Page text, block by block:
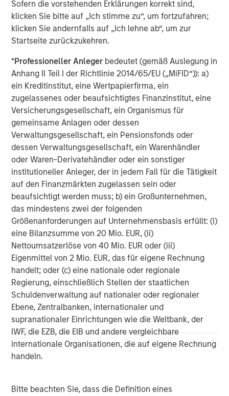
Sofern die vorstehenden Erklärungen korrekt sind,
klicken Sie bitte auf „Ich stimme zu“, um fortzufahren;
klicken Sie andernfalls auf „Ich lehne ab“, um zur
Startseite zurückzukehren.
*Professioneller Anleger bedeutet (gemäß Auslegung in
Anhang II Teil I der Richtlinie 2014/65/EU („MiFID“)): a)
ein Kreditinstitut, eine Wertpapierfirma, ein
zugelassenes oder beaufsichtigtes Finanzinstitut, eine
Versicherungsgesellschaft, ein Organismus für
gemeinsame Anlagen oder dessen
Verwaltungsgesellschaft, ein Pensionsfonds oder
dessen Verwaltungsgesellschaft, ein Warenhändler
oder Waren-Derivatehändler oder ein sonstiger
institutioneller Anleger, der in jedem Fall für die Tätigkeit
auf den Finanzmärkten zugelassen sein oder
beaufsichtigt werden muss; b) ein Großunternehmen,
das mindestens zwei der folgenden
Größenanforderungen auf Unternehmensbasis erfüllt: (i)
eine Bilanzsumme von 20 Mio. EUR, (ii)
Nettoumsatzerlöse von 40 Mio. EUR oder (iii)
Eigenmittel von 2 Mio. EUR, das für eigene Rechnung
handelt; oder (c) eine nationale oder regionale
Regierung, einschließlich Stellen der staatlichen
Schuldenverwaltung auf nationaler oder regionaler
Ebene, Zentralbanken, internationaler und
supranationaler Einrichtungen wie die Weltbank, der
IWF, die EZB, die EIB und andere vergleichbare
internationale Organisationen, die auf eigene Rechnung
handeln.
Bitte beachten Sie, dass die Definition eines
About Morgan Stanley Capital Partners
Morgan Stanley Capital Partners, part of Morgan Stanley
Investment Management, is a leading middle-market
private equity platform that has invested capital in a
broad spectrum of industries for over three decades.
Morgan Stanley Capital Partners focuses on privately
negotiated equity and equity-related investments
primarily in North America and seeks to create value in
portfolio companies primarily in a series of subsectors in
the business services, consumer, healthcare and
industrials markets with an emphasis on driving
significant organic and acquisition growth through an
operationally focused approach. For further information
about Morgan Stanley Capital Partners, please
visit
www.morganstanley.com/im/capitalpartners
About Morgan Stanley Investment Management
Morgan Stanley Investment Management, together with
its investment advisory affiliates, has more than 671
investment professionals around the world and $480
billion in assets under management or supervision as of
March 31, 2019. Morgan Stanley Investment Management
strives to provide outstanding long-term investment
performance, service and a comprehensive suite of
investment management solutions to a diverse client
base, which includes governments, institutions,
corporations and individuals worldwide. For further
information about Morgan Stanley Investment
About Morgan Stanley